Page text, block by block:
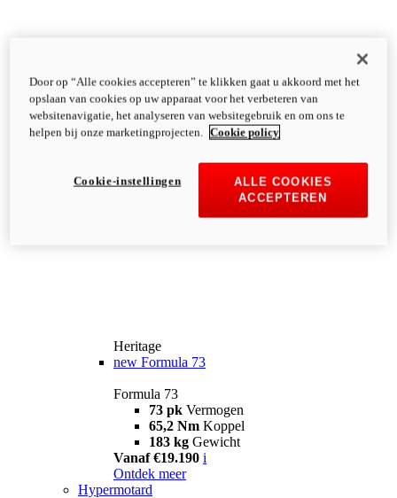
Heritage
new Formula 73
Formula 73
73 pk Vermogen
65,2 Nm Koppel
183 kg Gewicht
Vanaf €19.190 i
Ontdek meer
Hypermotard
Door op “Alle cookies accepteren” te klikken gaat u akkoord met het
opslaan van cookies op uw apparaat voor het verbeteren van
websitenavigatie, het analyseren van websitegebruik en om ons te
helpen bij onze marketingprojecten.
Cookie policy
ALLE COOKIES
ACCEPTEREN
Cookie-instellingen